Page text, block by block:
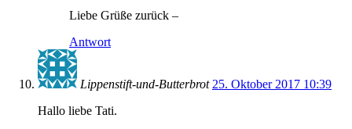
Liebe Grüße zurück –
Antwort
Lippenstift-und-Butterbrot 25. Oktober 2017 10:39
Hallo liebe Tati.